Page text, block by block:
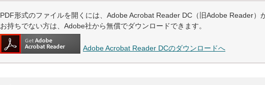
PDF形式のファイルを開くには、Adobe Acrobat Reader DC（旧Adobe Reader）
お持ちでない方は、Adobe社から無償でダウンロードできます。
Adobe Acrobat Reader DCのダウンロードへ